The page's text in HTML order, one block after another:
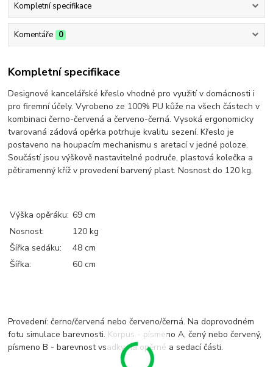
Kompletní specifikace
Komentáře 0
Kompletní specifikace
Designové kancelářské křeslo vhodné pro využití v domácnosti i
pro firemní účely. Vyrobeno ze 100% PU kůže na všech částech v
kombinaci černo-červená a červeno-černá. Vysoká ergonomicky
tvarovaná zádová opěrka potrhuje kvalitu sezení. Křeslo je
postaveno na houpacím mechanismu s aretací v jedné poloze.
Součástí jsou výškově nastavitelné područe, plastová kolečka a
pětiramenný kříž v provedení barvený plast. Nosnost do 120 kg.
Výška opěráku: 69 cm
Nosnost:
120 kg
Šířka sedáku:
48 cm
Šířka:
60 cm
Provedení: černo/červená nebo červeno/černá. Na doprovodném
fotu simulace barevnosti. Korpus - písmeno A, čený nebo červený,
písmeno B - barevnost vsadky na opěrné a sedací části.